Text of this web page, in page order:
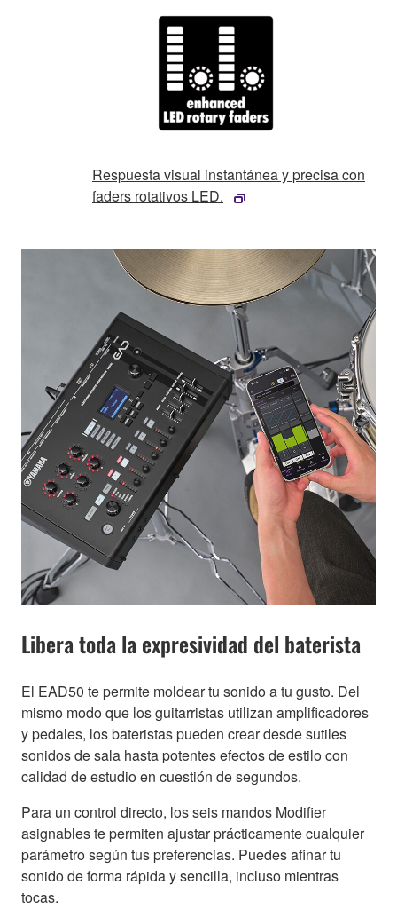
Respuesta visual instantánea y precisa con
faders rotativos LED.
Libera toda la expresividad del baterista
El EAD50 te permite moldear tu sonido a tu gusto. Del
mismo modo que los guitarristas utilizan amplificadores
y pedales, los bateristas pueden crear desde sutiles
sonidos de sala hasta potentes efectos de estilo con
calidad de estudio en cuestión de segundos.
Para un control directo, los seis mandos Modifier
asignables te permiten ajustar prácticamente cualquier
parámetro según tus preferencias. Puedes afinar tu
sonido de forma rápida y sencilla, incluso mientras
tocas.